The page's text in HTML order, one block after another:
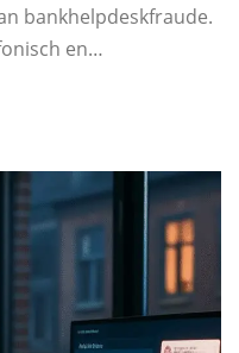
bankhelpdeskfraude.
en…